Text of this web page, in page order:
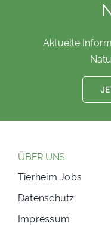
Aktuelle
ÜBER UNS
Tierheim Jobs
Datenschutz
Impressum